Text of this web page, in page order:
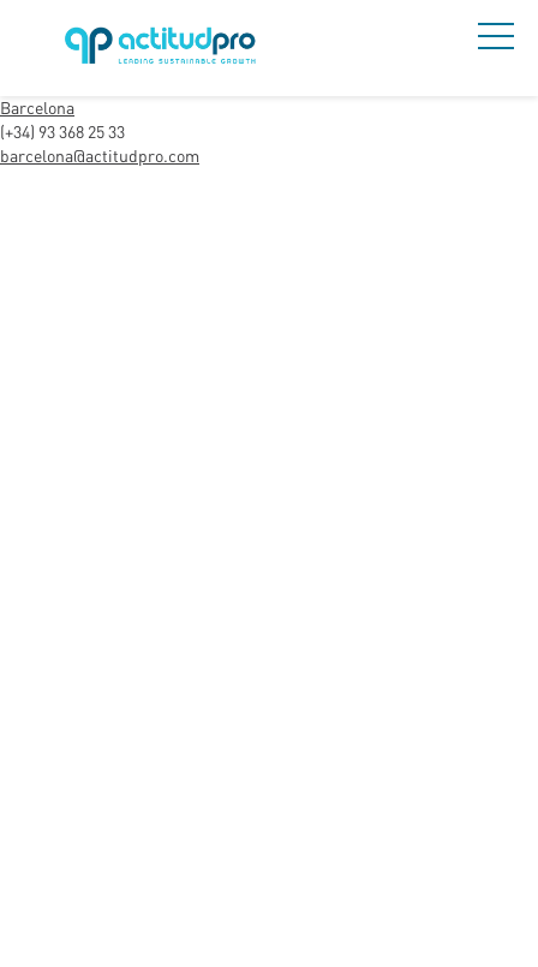
Barcelona
(+34) 93 368 25 33
barcelona@actitudpro.com